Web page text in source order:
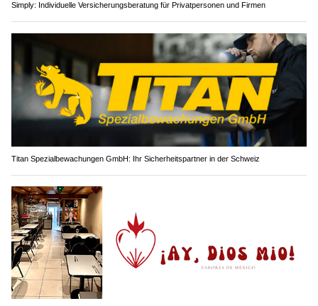
Simply: Individuelle Versicherungsberatung für Privatpersonen und Firmen
Titan Spezialbewachungen GmbH: Ihr Sicherheitspartner in der Schweiz